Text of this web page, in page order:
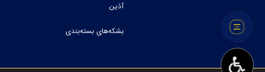
آذین
بشکه‌های بسته‌بندی